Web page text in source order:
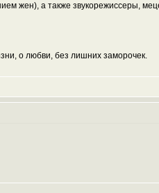
жен), а также звукорежиссеры,
о любви, без лишних заморочек.